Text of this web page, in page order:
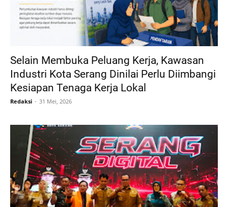
Selain Membuka Peluang Kerja, Kawasan
Industri Kota Serang Dinilai Perlu Diimbangi
Kesiapan Tenaga Kerja Lokal
Redaksi 31 Mei, 2026